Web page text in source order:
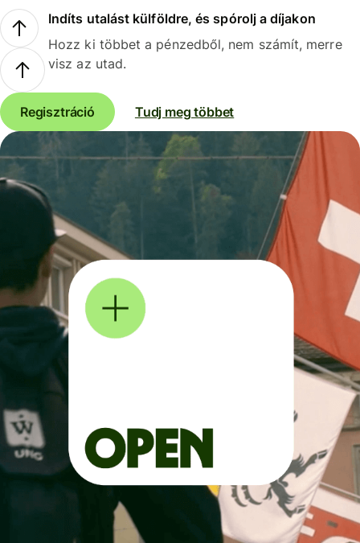
Indíts utalást külföldre, és spórolj a díjakon
Hozz ki többet a pénzedből, nem számít, merre
visz az utad.
Regisztráció Tudj meg többet